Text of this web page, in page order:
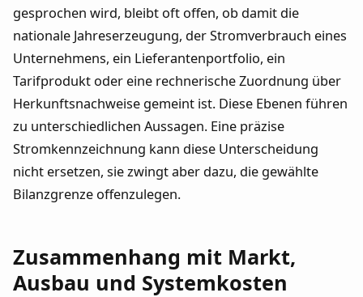
gesprochen wird, bleibt oft offen, ob damit die
nationale Jahreserzeugung, der Stromverbrauch eines
Unternehmens, ein Lieferantenportfolio, ein
Tarifprodukt oder eine rechnerische Zuordnung über
Herkunftsnachweise gemeint ist. Diese Ebenen führen
zu unterschiedlichen Aussagen. Eine präzise
Stromkennzeichnung kann diese Unterscheidung
nicht ersetzen, sie zwingt aber dazu, die gewählte
Bilanzgrenze offenzulegen.
Zusammenhang mit Markt,
Ausbau und Systemkosten